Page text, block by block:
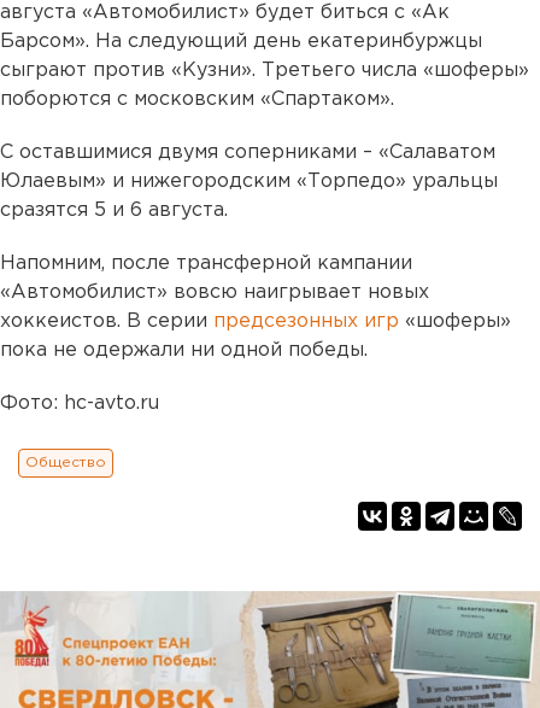
августа «Автомобилист» будет биться с «Ак
Барсом». На следующий день екатеринбуржцы
сыграют против «Кузни». Третьего числа «шоферы»
поборются с московским «Спартаком».
С оставшимися двумя соперниками – «Салаватом
Юлаевым» и нижегородским «Торпедо» уральцы
сразятся 5 и 6 августа.
Напомним, после трансферной кампании
«Автомобилист» вовсю наигрывает новых
хоккеистов. В серии предсезонных игр «шоферы»
пока не одержали ни одной победы.
Фото: hc-avto.ru
Общество